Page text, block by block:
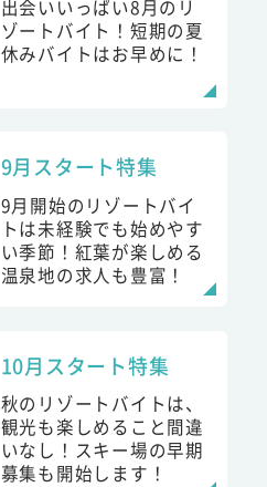
出会いいっぱい8月のリ
ゾートバイト！短期の夏
休みバイトはお早めに！
9月スタート特集
9月開始のリゾートバイ
トは未経験でも始めやす
い季節！紅葉が楽しめる
温泉地の求人も豊富！
10月スタート特集
秋のリゾートバイトは、
観光も楽しめること間違
いなし！スキー場の早期
募集も開始します！